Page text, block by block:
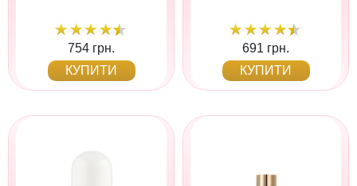
754 грн.
КУПИТИ
691 грн.
КУПИТИ